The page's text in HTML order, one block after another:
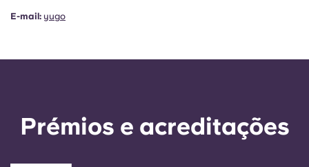
E-mail: yugo
Prémios e acreditações